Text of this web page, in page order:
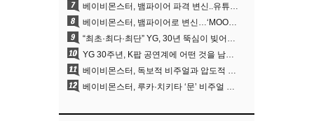
7 베이비몬스터, 뱀파이어 파격 변신..유튜브 트렌딩 1위 직행
8 베이비몬스터, 뱀파이어로 변신…‘MOON’으로 찍은 3개월 프로젝트
9 “최초·최다·최단” YG, 30년 뚝심이 빚어낸 K팝 투어의 새 지평
10 YG 30주년, K팝 공연계에 어떤 것을 남겼나
11 베이비몬스터, 독보적 비주얼과 압도적 소화력..’MOON’
12 베이비몬스터, 루카·치키타 ‘문’ 비주얼 공개…절제된 카리스마·유니크 비주얼